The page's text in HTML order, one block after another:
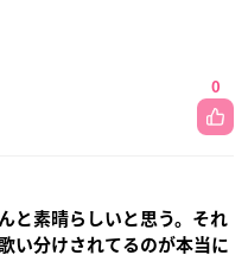
0
と素晴らしいと思う。それ
い分けされてるのが本当に